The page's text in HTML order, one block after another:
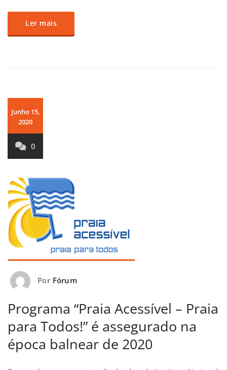
Ler mais
Junho 15,
2020
0
Por Fórum
Programa “Praia Acessível – Praia
para Todos!” é assegurado na
época balnear de 2020